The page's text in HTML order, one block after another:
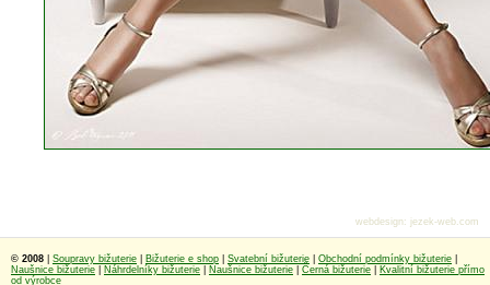
© 2008 Soupravy bižuterie Bižuterie e shop Svatební bižuterie Obchodní podmínky bižuterie
Naušnice bižuterie
Náhrdelníky bižuterie Naušnice bižuterie Černá bižuterie
Kvalitní bižuterie přímo
od výrobce
webdesign: jezek-web.com